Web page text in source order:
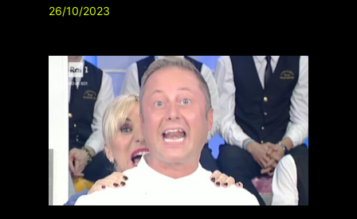
26/10/2023